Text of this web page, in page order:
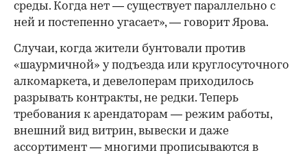
среды. Когда нет — существует параллельно с
ней и постепенно угасает», — говорит Ярова.
Случаи, когда жители бунтовали против
«шаурмичной» у подъезда или круглосуточного
алкомаркета, и девелоперам приходилось
разрывать контракты, не редки. Теперь
требования к арендаторам — режим работы,
внешний вид витрин, вывески и даже
ассортимент — многими прописываются в